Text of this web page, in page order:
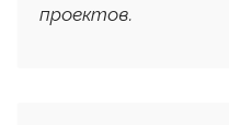
проектов.